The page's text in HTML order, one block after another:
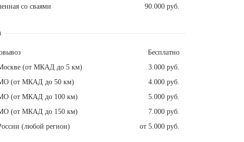
со сваями
90.000 руб.
Бесплатно
(от МКАД до 5 км)
3.000 руб.
(от МКАД до 50 км)
4.000 руб.
(от МКАД до 100 км)
5.000 руб.
(от МКАД до 150 км)
7.000 руб.
(любой регион)
от 5.000 руб.